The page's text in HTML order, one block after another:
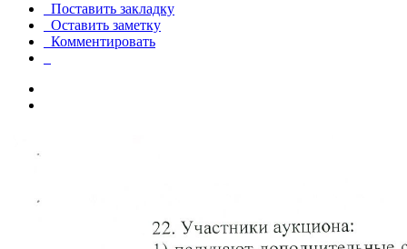
Поставить закладку
Оставить заметку
Комментировать